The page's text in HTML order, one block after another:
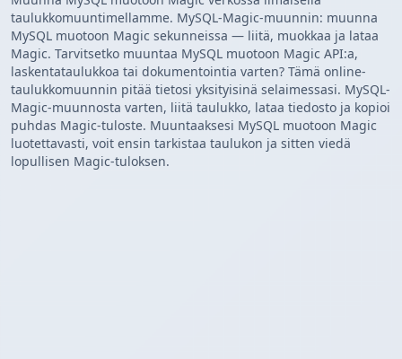
taulukkomuuntimellamme. MySQL-Magic-muunnin: muunna
MySQL muotoon Magic sekunneissa — liitä, muokkaa ja lataa
Magic. Tarvitsetko muuntaa MySQL muotoon Magic API:a,
laskentataulukkoa tai dokumentointia varten? Tämä online-
taulukkomuunnin pitää tietosi yksityisinä selaimessasi. MySQL-
Magic-muunnosta varten, liitä taulukko, lataa tiedosto ja kopioi
puhdas Magic-tuloste. Muuntaaksesi MySQL muotoon Magic
luotettavasti, voit ensin tarkistaa taulukon ja sitten viedä
lopullisen Magic-tuloksen.